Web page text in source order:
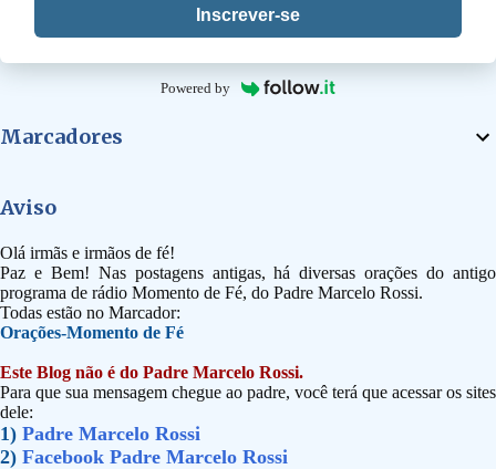
Inscrever-se
Powered by
Marcadores
Aviso
Olá irmãs e irmãos de fé!
Paz e Bem! Nas postagens antigas, há diversas orações do antigo
programa de rádio Momento de Fé, do Padre Marcelo Rossi.
Todas estão no Marcador:
Orações-Momento de Fé
Este Blog não é do Padre Marcelo Rossi.
Para que sua mensagem chegue ao padre, você terá que acessar os sites
dele:
1) Padre Marcelo Rossi
2) Facebook Padre Marcelo Rossi